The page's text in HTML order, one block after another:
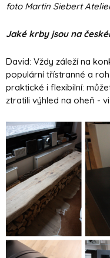
foto Martin Siebert
Jaké krby jsou na
David: Vždy záleží na
populární třístranné a
praktické i flexibilní:
ztratili výhled na oheň -